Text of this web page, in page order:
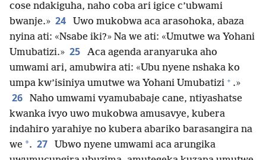
cose ndakiguha, naho coba ari igice c’ubwami
bwanje.» 24
Uwo mukobwa aca arasohoka, abaza
nyina ati: «Nsabe iki?» Na we ati: «Umutwe wa Yohani
Umubatizi.» 25
Aca agenda aranyaruka aho
umwami ari, amubwira ati: «Ubu nyene nshaka ko
umpa kw’isiniya umutwe wa Yohani Umubatizi + .»
26
Naho umwami vyamubabaje cane, ntiyashatse
kwanka ivyo uwo mukobwa amusavye, kubera
indahiro yarahiye no kubera abariko barasangira na
we *. 27
Ubwo nyene umwami aca arungika